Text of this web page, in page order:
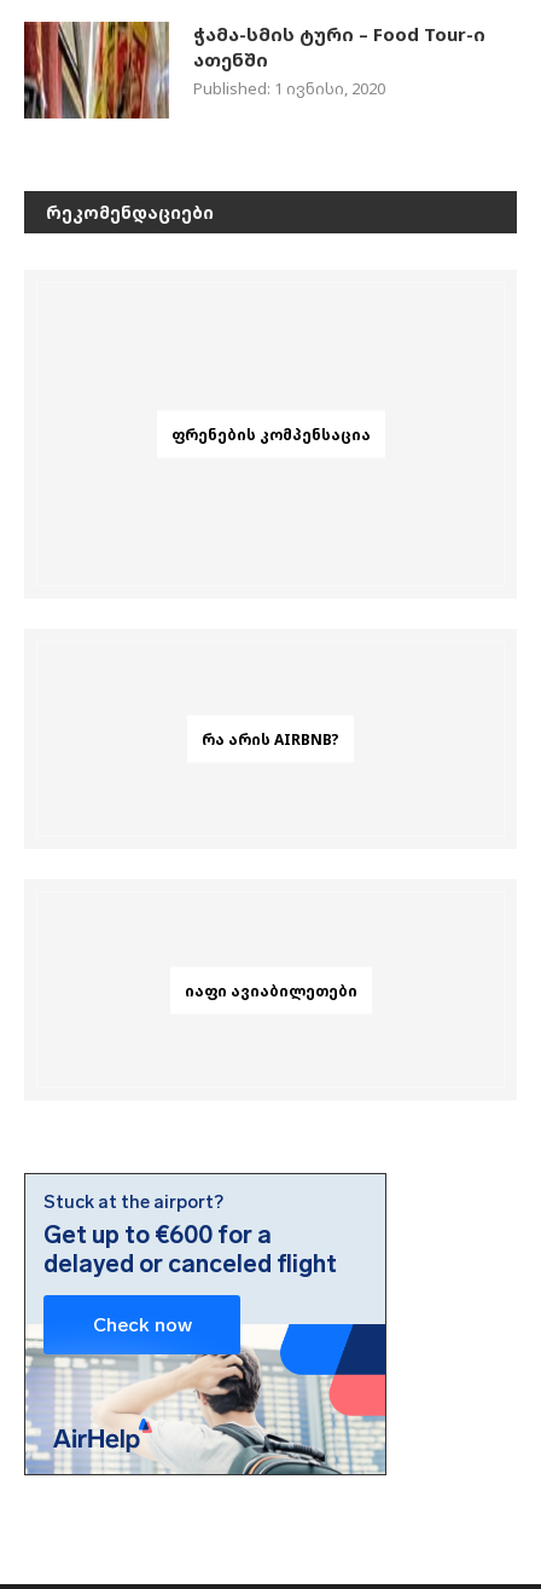
ჭამა-სმის ტური – Food Tour-ი
ათენში
Published: 1 ივნისი, 2020
ᲠᲔᲙᲝᲛᲔᲜᲓᲐᲪᲘᲔᲑᲘ
ᲤᲠᲔᲜᲔᲑᲘᲡ ᲙᲝᲛᲞᲔᲜᲡᲐᲪᲘᲐ
ᲠᲐ ᲐᲠᲘᲡ AIRBNB?
ᲘᲐᲤᲘ ᲐᲕᲘᲐᲑᲘᲚᲔᲗᲔᲑᲘ